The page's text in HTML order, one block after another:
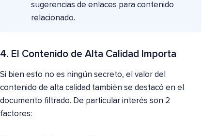
sugerencias de enlaces para contenido
relacionado.
4. El Contenido de Alta Calidad Importa
Si bien esto no es ningún secreto, el valor del
contenido de alta calidad también se destacó en el
documento filtrado. De particular interés son 2
factores: